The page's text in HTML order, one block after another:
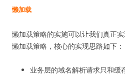
懒加载
懒加载策略的实施可以让我们真正
懒加载策略，核心的实现思路如下：
业务层的域名解析请求只和缓